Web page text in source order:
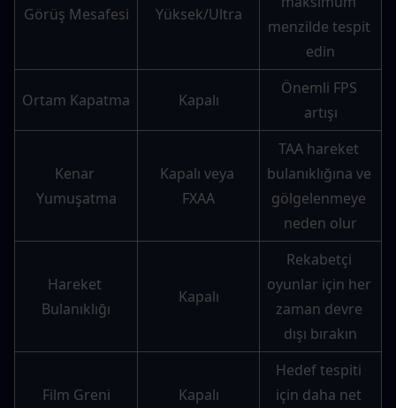
Görüş Mesafesi Yüksek/Ultra
menzilde tespit
edin
Ortam Kapatma Kapalı
Önemli FPS
artışı
Kenar
Yumuşatma
Kapalı veya
FXAA
TAA hareket
bulanıklığına ve
gölgelenmeye
neden olur
Hareket
Bulanıklığı
Kapalı
Rekabetçi
oyunlar için her
zaman devre
dışı bırakın
Film Greni Kapalı
Hedef tespiti
için daha net